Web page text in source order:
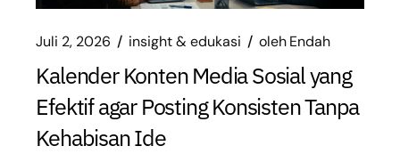
Juli 2, 2026 insight & edukasi olehEndah
Kalender Konten Media Sosial yang
Efektif agar Posting Konsisten Tanpa
Kehabisan Ide